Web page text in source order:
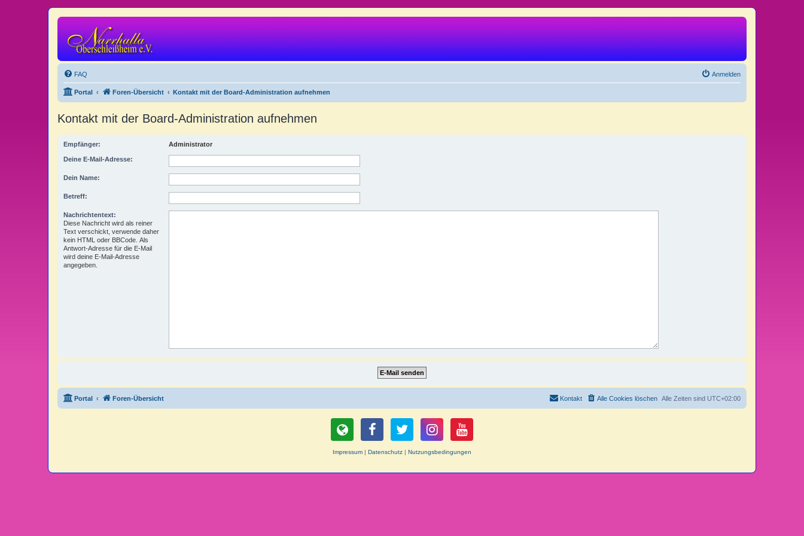
FAQ Anmelden
Portal Foren-Übersicht Kontakt mit der Board-Administration aufnehmen
Kontakt mit der Board-Administration aufnehmen
Empfänger: Administrator
Deine E-Mail-Adresse:
Dein Name:
Betreff:
Nachrichtentext:
Diese Nachricht wird als reiner
Text verschickt, verwende daher
kein HTML oder BBCode. Als
Antwort-Adresse für die E-Mail
wird deine E-Mail-Adresse
angegeben.
Portal Foren-Übersicht Alle Zeiten sind UTC+02:00
Alle Cookies löschen
Kontakt
Impressum | Datenschutz | Nutzungsbedingungen